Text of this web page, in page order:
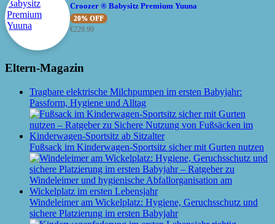
Croozer ® Babysitz Premium Yuuna
20% OFF
€229.99
Eltern-Magazin
Tragbare elektrische Milchpumpen im ersten Babyjahr:
Passform, Hygiene und Alltag
Fußsack im Kinderwagen-Sportsitz sicher mit Gurten nutzen
Windeleimer am Wickelplatz: Hygiene, Geruchsschutz und
sichere Platzierung im ersten Babyjahr